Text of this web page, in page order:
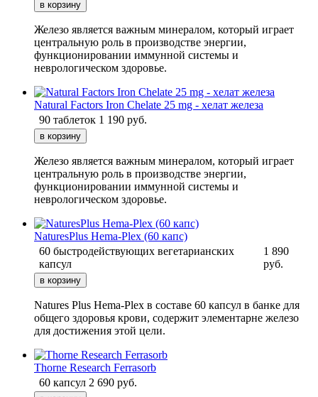
Железо является важным минералом, который играет
центральную роль в производстве энергии,
функционировании иммунной системы и
неврологическом здоровье.
Natural Factors Iron Chelate 25 mg - хелат железа
90 таблеток 1 190 руб.
Железо является важным минералом, который играет
центральную роль в производстве энергии,
функционировании иммунной системы и
неврологическом здоровье.
NaturesPlus Hema-Plex (60 капс)
60 быстродействующих вегетарианских
капсул
1 890
руб.
Natures Plus Hema-Plex в составе 60 капсул в банке для
общего здоровья крови, содержит элементарне железо
для достижения этой цели.
Thorne Research Ferrasorb
60 капсул 2 690 руб.